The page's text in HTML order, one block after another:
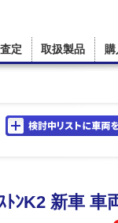
定 取扱製品 購
ﾄﾝK2 新車 車